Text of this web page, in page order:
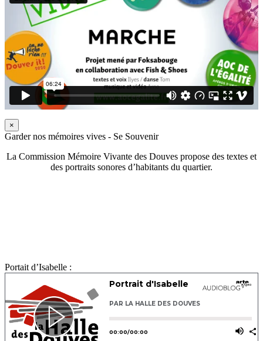
×
Garder nos mémoires vives - Se Souvenir
La Commission Mémoire Vivante des Douves propose des textes et
des portraits sonores d’habitants du quartier.
Portait d’Isabelle :